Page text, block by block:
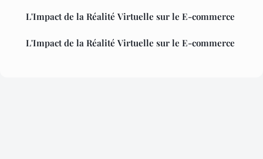
L'Impact de la Réalité Virtuelle sur le E-commerce
L'Impact de la Réalité Virtuelle sur le E-commerce